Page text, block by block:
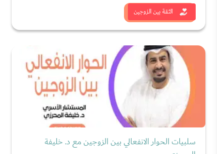
الثقة بين الزوجين
شاهد الان
سلبيات الحوار الانفعالي بين الزوجين مع د. خليفة